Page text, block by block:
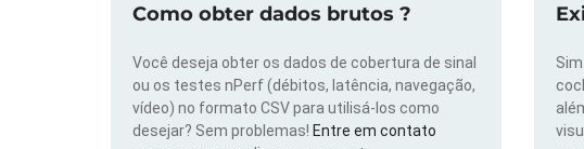
Como obter dados brutos ?
Você deseja obter os dados de cobertura de sinal
ou os testes nPerf (débitos, latência, navegação,
vídeo) no formato CSV para utilisá-los como
desejar? Sem problemas! Entre em contato